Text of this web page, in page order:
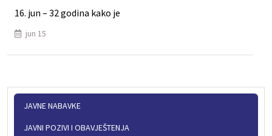
16. jun – 32 godina kako je
jun 15
JAVNE NABAVKE
JAVNI POZIVI I OBAVJEŠTENJA